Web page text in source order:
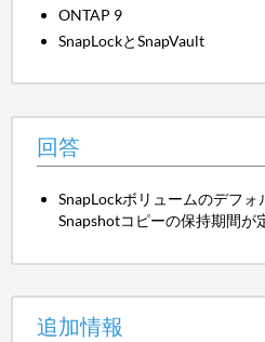
ONTAP 9
SnapLockとSnapVault
回答
SnapLockボリュームのデフォ
Snapshotコピーの保持期間が
追加情報